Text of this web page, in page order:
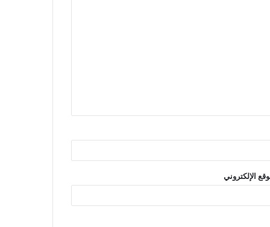
الإلكتروني